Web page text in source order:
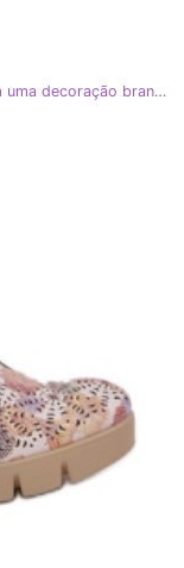
Jezzi Sandálias femininas de grama plana com uma decoração branca branco